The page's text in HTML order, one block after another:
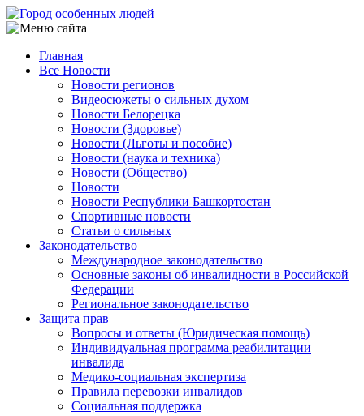
Перейти
к
содержанию
Main
navigation
Главная
Все Новости
Новости регионов
Видеосюжеты о сильных духом
Новости Белорецка
Новости (Здоровье)
Новости (Льготы и пособие)
Новости (наука и техника)
Новости (Общество)
Новости
Новости Республики Башкортостан
Спортивные новости
Статьи о сильных
Законодательство
Международное законодательство
Основные законы об инвалидности в Российской
Федерации
Региональное законодательство
Защита прав
Вопросы и ответы (Юридическая помощь)
Индивидуальная программа реабилитации
инвалида
Медико-социальная экспертиза
Правила перевозки инвалидов
Социальная поддержка